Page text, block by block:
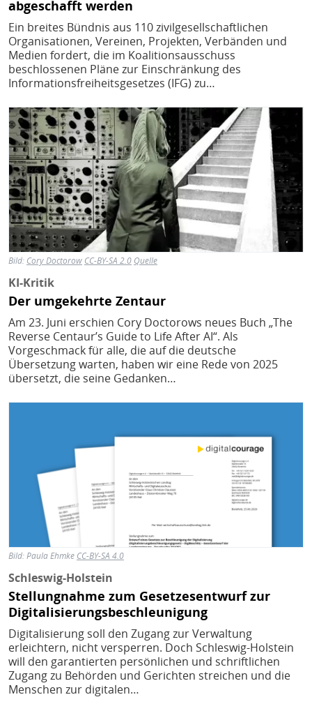
abgeschafft werden
Ein breites Bündnis aus 110 zivilgesellschaftlichen
Organisationen, Vereinen, Projekten, Verbänden und
Medien fordert, die im Koalitionsausschuss
beschlossenen Pläne zur Einschränkung des
Informationsfreiheitsgesetzes (IFG) zu…
Bild
Bild: Cory Doctorow CC-BY-SA 2.0 Quelle
KI-Kritik
Der umgekehrte Zentaur
Am 23. Juni erschien Cory Doctorows neues Buch „The
Reverse Centaur’s Guide to Life After AI“. Als
Vorgeschmack für alle, die auf die deutsche
Übersetzung warten, haben wir eine Rede von 2025
übersetzt, die seine Gedanken…
Bild
Bild:Paula Ehmke CC-BY-SA 4.0
Schleswig-Holstein
Stellungnahme zum Gesetzesentwurf zur
Digitalisierungsbeschleunigung
Digitalisierung soll den Zugang zur Verwaltung
erleichtern, nicht versperren. Doch Schleswig-Holstein
will den garantierten persönlichen und schriftlichen
Zugang zu Behörden und Gerichten streichen und die
Menschen zur digitalen…